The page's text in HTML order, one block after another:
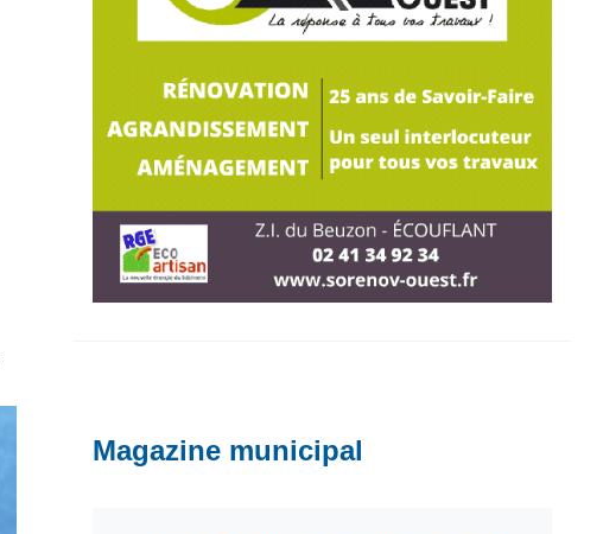
Magazine municipal